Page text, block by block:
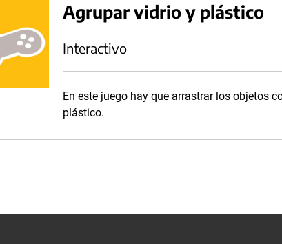
Agrupar vidrio y plástico
Interactivo
En este juego hay que arrastrar los objetos
plástico.